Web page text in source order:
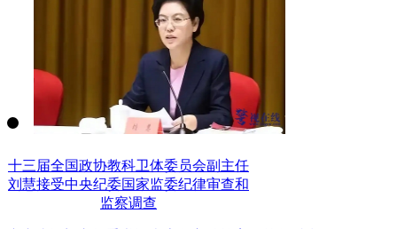
十三届全国政协教科卫体委员会副主任
刘慧接受中央纪委国家监委纪律审查和
监察调查